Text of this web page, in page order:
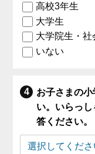
高校3年生
大学生
大学院生・社
いない
お子さまの
い。いらっ
答ください。